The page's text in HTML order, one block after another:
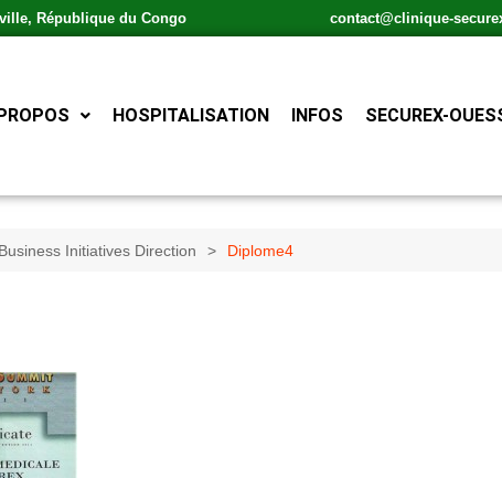
République du Congo contact@clinique-
HOSPITALISATION INFOS SECUREX-
Business Initiatives Direction Diplome4